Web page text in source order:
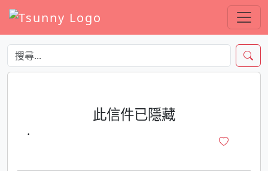
此信件已隱藏
·